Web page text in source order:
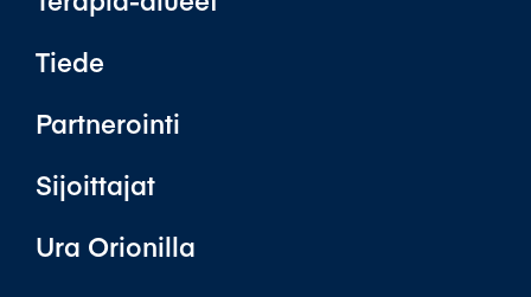
Tiede
Partnerointi
Sijoittajat
Ura Orionilla